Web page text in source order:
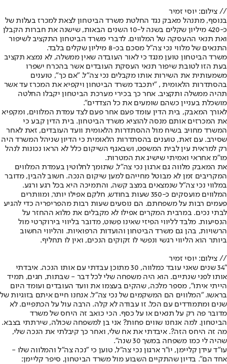
// צילום: יוסי זמיר
בנוסף, מתנהל מאבק נגד החלטת משרד הביטחון לצאת למכרז בעלות של
כ-420 מיליון שקלים בשנה ל-10 השנים הבאות, שישנה את חברות הקבלן
ואת תנאי ההעסקה של המלווים. לדברי משרד הביטחון התקציב לשיפור
התנאים של מלווי נכי צה"ל מסכם בכ-8 מיליון שקלים בלבד.
משרד הביטחון טוען מנגד כי לאור העובדה שאין ממשלה, לא נמצא תקציב
בעת הזו לטובת שיפור תנאי העסקת העובדים אשר בהכרח ישפרו
משמעותית את השירות אותו מקבלים נכי צה"ל. "אם כך", טוענים
בהסתדרות הלאומית , "יתכבד משרד הביטחון ויקפיא את המכרז עד אשר
תהיה ממשלה ותקציב. אחר כך בכירי מערכת הביטחון יקבלו החלטה
מושכלת בעניין כשהם שומעים את כל הצדדים".
לאורך המאבק, בית הדין עומד פעם אחר פעם לצד עמדת המלווים, ומקפיא
את המכרזים אותם מנסה להוציא משרד הביטחון. בית הדין קבע כי
המשרד מחויב בשיח מול ההסתדרות הלאומית וועד העובדים, זאת לאחר
שסירב. עם זאת, טוענים בהסתדרות הלאומית כי הדיון שניהל המשרד היה
רק למראית עין לבית המשפט, ושבאגף השיקום כלל לא הראו נכונות לנהל
מו"מ אחראי ואמיתי שישיג את המטרות.
את המאבק מלווה גם ארגון נכי צה"ל, שתומך לחלוטין בעמדת המלווים
המקריבים זמן לא מבוטל מחייהם למען שיקום הנכה. חשוב להבין, מדובר
במלווי נכי צה"ל שנמצאים במצב קשה, והתמיכה היא בכל רגע ורגע.
המלווים מועסקים כ-350 שעות בחודש, חלקם אפילו יותר, ומוותרים
פעמים רבות על משפחתם. הם נוסעים שעות רבות מהפריפריה כדי להגיע
לבתי נכים. במרבית המקרים אפילו לא מקבלים את מלוא ההחזר על
הנסיעות. מלבד לליווי הפיזי שאינו פשוט, מדובר בליווי בירוקרטי מול
הרשויות, בהן גם משרד הביטחון והועדות הרפואיות. והליווי החשוב
ביותר הוא הליווי רגשי ונפשי לו זקוקים הנכים, ואין לו תחליף.
// צילום: יוסי זמיר
"34 שנים שאני עובד כמלווה, 30 מתוכן עבדתי עם אותו הנכה. איבדתי
אותו לפני שנתיים. הוא היה משפחה שלי לכל דבר - שבתות, חגים, תמיד
הייתי איתו", מספר מלכה, שהקים בעצמו את וועד העובדים ועומד היום
בראשו. "המלווים הם המשקמים של נכי צה"ל. אנחנו חיים איתם בזוגיות של
שנים ומתמודדים עם הכל. זו עבודה לא קלה. הרבה עול על הכתפיים. לא
מדובר פה רק על תנאים או על כסף. הכי כואב זה היחס של משרד
הביטחון. למה אנחנו שווים פחות? אני בן למשפחה שכולה, שירתתי בצבא.
מה זה היחס הזה?. איבדתי את אח שלי, ואחר כך קיבלתי את הנכה שלי,
שהיה לי כמו משפחה במשך 30 שנה".
עו"ד עידן קליימן, יו"ר ארגון נכי צה"ל, טוען כי "נכה צה"ל והמלווה שלו -
אחד הם". בדיון שהתקיים השבוע מול משרד הביטחון, סיפר קליימן: